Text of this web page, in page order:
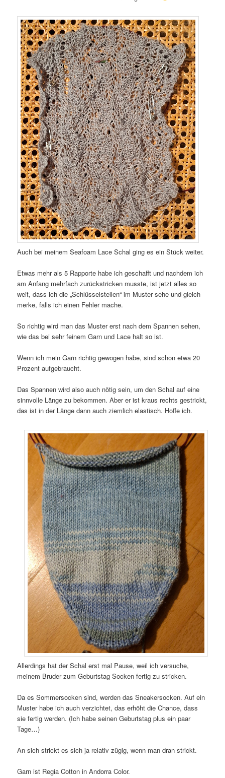
Auch bei meinem Seafoam Lace Schal ging es ein Stück weiter.
Etwas mehr als 5 Rapporte habe ich geschafft und nachdem ich
am Anfang mehrfach zurückstricken musste, ist jetzt alles so
weit, dass ich die „Schlüsselstellen“ im Muster sehe und gleich
merke, falls ich einen Fehler mache.
So richtig wird man das Muster erst nach dem Spannen sehen,
wie das bei sehr feinem Garn und Lace halt so ist.
Wenn ich mein Garn richtig gewogen habe, sind schon etwa 20
Prozent aufgebraucht.
Das Spannen wird also auch nötig sein, um den Schal auf eine
sinnvolle Länge zu bekommen. Aber er ist kraus rechts gestrickt,
das ist in der Länge dann auch ziemlich elastisch. Hoffe ich.
Allerdings hat der Schal erst mal Pause, weil ich versuche,
meinem Bruder zum Geburtstag Socken fertig zu stricken.
Da es Sommersocken sind, werden das Sneakersocken. Auf ein
Muster habe ich auch verzichtet, das erhöht die Chance, dass
sie fertig werden. (Ich habe seinen Geburtstag plus ein paar
Tage…)
An sich strickt es sich ja relativ zügig, wenn man dran strickt.
Garn ist Regia Cotton in Andorra Color.